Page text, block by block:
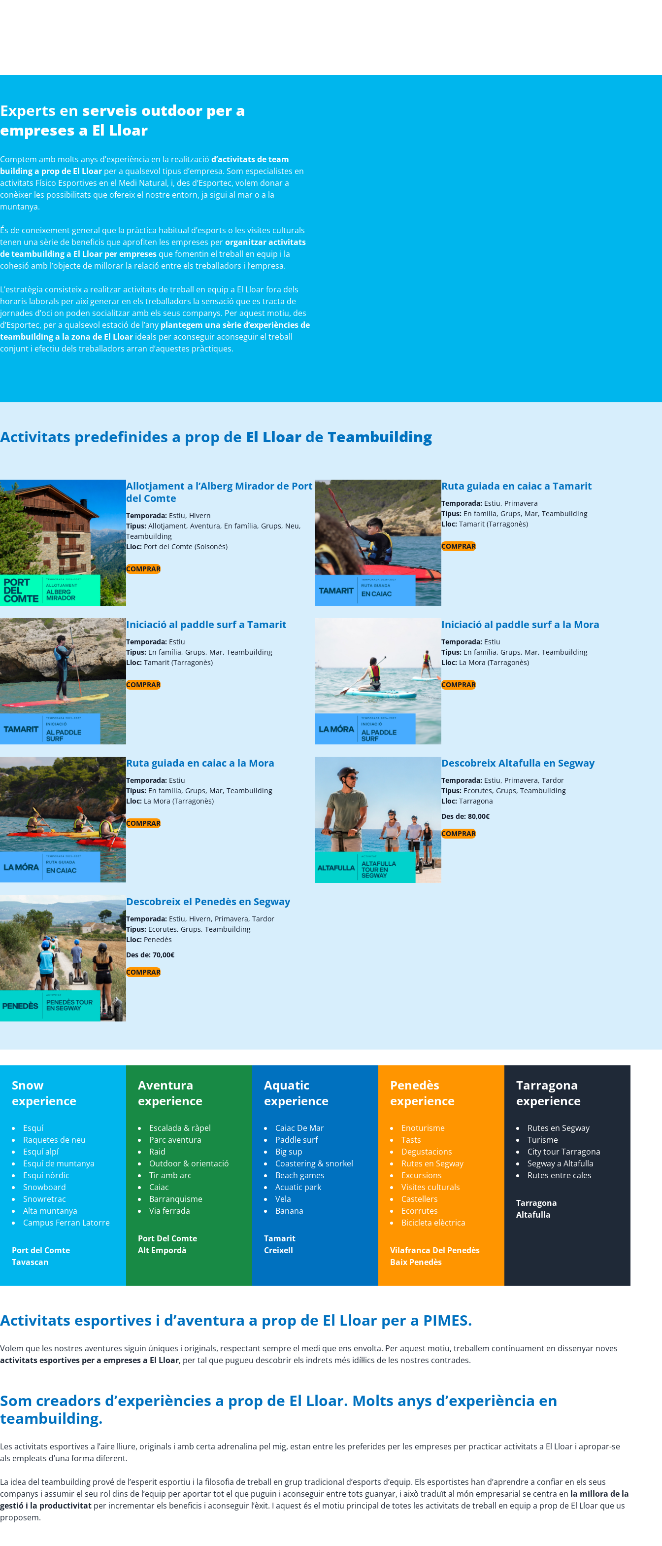
Experts en serveis outdoor per a
empreses a El Lloar
Comptem amb molts anys d’experiència en la realització d’activitats de team
building a prop de El Lloar per a qualsevol tipus d’empresa. Som especialistes en
activitats Físico Esportives en el Medi Natural, i, des d’Esportec, volem donar a
conèixer les possibilitats que ofereix el nostre entorn, ja sigui al mar o a la
muntanya.
És de coneixement general que la pràctica habitual d’esports o les visites culturals
tenen una sèrie de beneficis que aprofiten les empreses perorganitzar activitats
de teambuilding a El Lloar per empreses que fomentin el treball en equip i la
cohesió amb l’objecte de millorar la relació entre els treballadors i l’empresa.
L’estratègia consisteix a realitzar activitats de treball en equip a El Lloar fora dels
horaris laborals per així generar en els treballadors la sensació que es tracta de
jornades d’oci on poden socialitzar amb els seus companys. Per aquest motiu, des
d’Esportec, per a qualsevol estació de l’any plantegem una sèrie d’experiències de
teambuilding a la zona de El Lloar ideals per aconseguir aconseguir el treball
conjunt i efectiu dels treballadors arran d’aquestes pràctiques.
Activitats predefinides a prop de El Lloar de Teambuilding
Allotjament a l’Alberg Mirador de Port
del Comte
Temporada: Estiu, Hivern
Tipus: Allotjament, Aventura, En família, Grups, Neu,
Teambuilding
Lloc: Port del Comte (Solsonès)
COMPRAR
Ruta guiada en caiac a Tamarit
Temporada: Estiu, Primavera
Tipus: En família, Grups, Mar, Teambuilding
Lloc: Tamarit (Tarragonès)
COMPRAR
Iniciació al paddle surf a Tamarit
Temporada: Estiu
Tipus: En família, Grups, Mar, Teambuilding
Lloc: Tamarit (Tarragonès)
COMPRAR
Iniciació al paddle surf a la Mora
Temporada: Estiu
Tipus: En família, Grups, Mar, Teambuilding
Lloc: La Mora (Tarragonès)
COMPRAR
Ruta guiada en caiac a la Mora
Temporada: Estiu
Tipus: En família, Grups, Mar, Teambuilding
Lloc: La Mora (Tarragonès)
COMPRAR
Descobreix Altafulla en Segway
Temporada: Estiu, Primavera, Tardor
Tipus: Ecorutes, Grups, Teambuilding
Lloc: Tarragona
Des de: 80,00€
COMPRAR
Descobreix el Penedès en Segway
Temporada: Estiu, Hivern, Primavera, Tardor
Tipus: Ecorutes, Grups, Teambuilding
Lloc: Penedès
Des de: 70,00€
COMPRAR
Snow
experience
Esquí
Raquetes de neu
Esquí alpí
Esquí de muntanya
Esquí nòrdic
Snowboard
Snowretrac
Alta muntanya
Campus Ferran Latorre
Port del Comte
Tavascan
Aventura
experience
Escalada & ràpel
Parc aventura
Raid
Outdoor & orientació
Tir amb arc
Caiac
Barranquisme
Via ferrada
Port Del Comte
Alt Empordà
Aquatic
experience
Caiac De Mar
Paddle surf
Big sup
Coastering & snorkel
Beach games
Acuatic park
Vela
Banana
Tamarit
Creixell
Penedès
experience
Enoturisme
Tasts
Degustacions
Rutes en Segway
Excursions
Visites culturals
Castellers
Ecorrutes
Bicicleta elèctrica
Vilafranca Del Penedès
Baix Penedès
Tarragona
experience
Rutes en Segway
Turisme
City tour Tarragona
Segway a Altafulla
Rutes entre cales
Tarragona
Altafulla
Activitats esportives i d’aventura a prop de El Lloar per a PIMES.
Volem que les nostres aventures siguin úniques i originals, respectant sempre el medi que ens envolta. Per aquest motiu, treballem contínuament en dissenyar noves
activitats esportives per a empreses a El Lloar, per tal que pugueu descobrir els indrets més idíl·lics de les nostres contrades.
Som creadors d’experiències a prop de El Lloar. Molts anys d’experiència en
teambuilding.
Les activitats esportives a l’aire lliure, originals i amb certa adrenalina pel mig, estan entre les preferides per les empreses per practicar activitats a El Lloar i apropar-se
als empleats d’una forma diferent.
La idea del teambuilding prové de l’esperit esportiu i la filosofia de treball en grup tradicional d’esports d’equip. Els esportistes han d’aprendre a confiar en els seus
companys i assumir el seu rol dins de l’equip per aportar tot el que puguin i aconseguir entre tots guanyar, i això traduït al món empresarial se centra en la millora de la
gestió i la productivitat per incrementar els beneficis i aconseguir l’èxit. I aquest és el motiu principal de totes les activitats de treball en equip a prop de El Lloar que us
proposem.